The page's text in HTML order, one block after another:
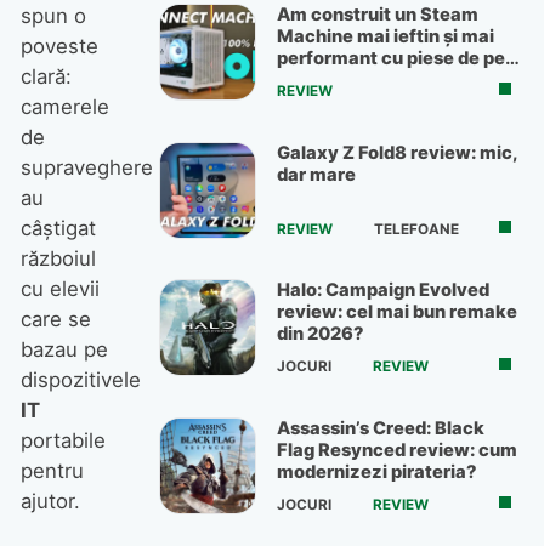
spun o
poveste
clară:
camerele
de
supraveghere
au
câştigat
războiul
cu elevii
care se
bazau pe
dispozitivele
IT
portabile
pentru
ajutor.
Am construit un Steam
Machine mai ieftin și mai
performant cu piese de pe
OLX
REVIEW
Galaxy Z Fold8 review: mic,
dar mare
REVIEW TELEFOANE
Halo: Campaign Evolved
review: cel mai bun remake
din 2026?
JOCURI REVIEW
Assassin’s Creed: Black
Flag Resynced review: cum
modernizezi pirateria?
JOCURI REVIEW